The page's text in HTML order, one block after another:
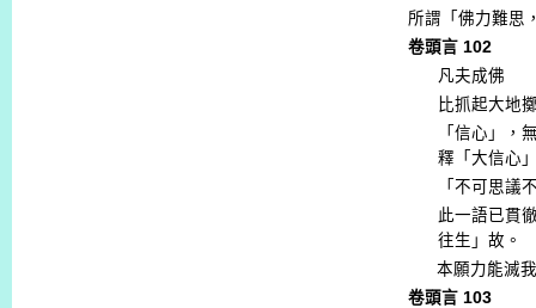
所謂「佛力難思
卷頭言 102
凡夫成佛
比抓起大地
「信心」，
釋「大信心
「不可思議
此一語已貫
往生」故。
本願力能滅
卷頭言 103